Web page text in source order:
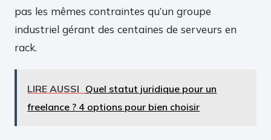
pas les mêmes contraintes qu’un groupe
industriel gérant des centaines de serveurs en
rack.
LIRE AUSSI Quel statut juridique pour un
freelance ? 4 options pour bien choisir